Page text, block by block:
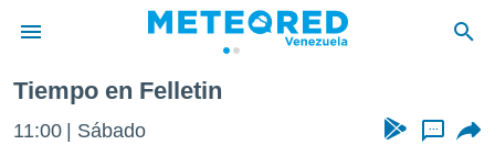
de
Tiempo en Felletin
11:00 Sábado ...